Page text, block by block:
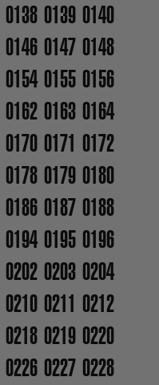
0138 0139 0140
0146 0147 0148
0154 0155 0156
0162 0163 0164
0170 0171 0172
0178 0179 0180
0186 0187 0188
0194 0195 0196
0202 0203 0204
0210 0211 0212
0218 0219 0220
0226 0227 0228